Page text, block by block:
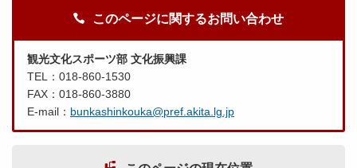
このページに関するお問い合わせ
観光文化スポーツ部 文化振興課
TEL：018-860-1530
FAX：018-860-3880
E-mail： bunkashinkouka@pref.akita.lg.jp